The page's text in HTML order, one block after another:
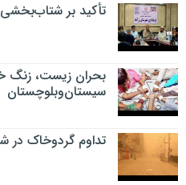
تأکید بر
بحران زیست، زنگ
سیستان‌وبلوچستان
تداوم گردوخاک در